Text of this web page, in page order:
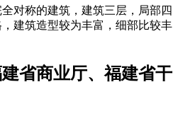
对称的建筑，建筑三层，局部四
建筑造型较为丰富，细部比较丰
省商业厅、福建省干